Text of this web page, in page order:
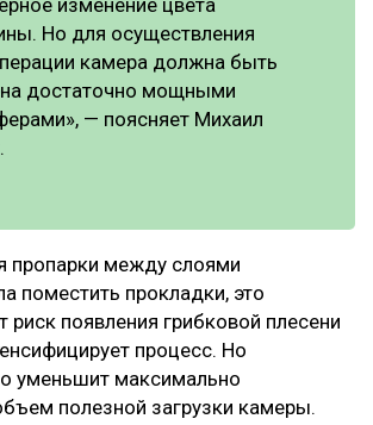
изменение цвета
Но для осуществления
камера должна быть
достаточно мощными
— поясняет Михаил
пропарки между слоями
поместить прокладки, это
риск появления грибковой плесени
процесс. Но
уменьшит максимально
полезной загрузки камеры.